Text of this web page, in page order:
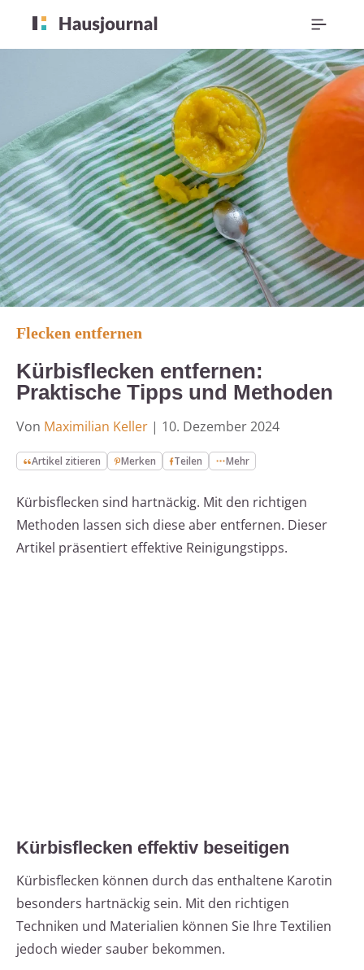
Flecken entfernen
Kürbisflecken entfernen:
Praktische Tipps und Methoden
Von Maximilian Keller | 10. Dezember 2024
Artikel zitieren Merken Teilen Mehr
Kürbisflecken sind hartnäckig. Mit den richtigen
Methoden lassen sich diese aber entfernen. Dieser
Artikel präsentiert effektive Reinigungstipps.
Kürbisflecken effektiv beseitigen
Kürbisflecken können durch das enthaltene Karotin
besonders hartnäckig sein. Mit den richtigen
Techniken und Materialien können Sie Ihre Textilien
jedoch wieder sauber bekommen.